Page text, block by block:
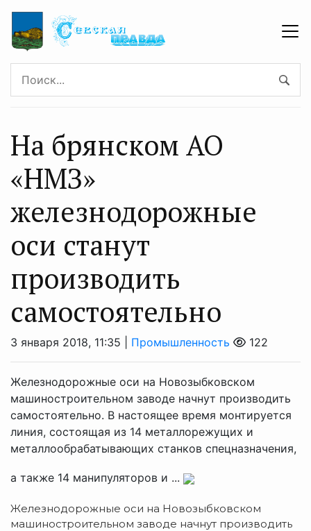
На брянском АО
«НМЗ»
железнодорожные
оси станут
производить
самостоятельно
3 января 2018, 11:35 | Промышленность 122
Железнодорожные оси на Новозыбковском
машиностроительном заводе начнут производить
самостоятельно. В настоящее время монтируется
линия, состоящая из 14 металлорежущих и
металлообрабатывающих станков спецназначения,
а также 14 манипуляторов и ...
Железнодорожные оси на Новозыбковском
машиностроительном заводе начнут производить